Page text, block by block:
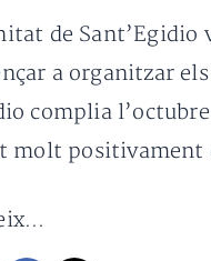
de Sant’Egidio
a organitzar
complia
molt positivament